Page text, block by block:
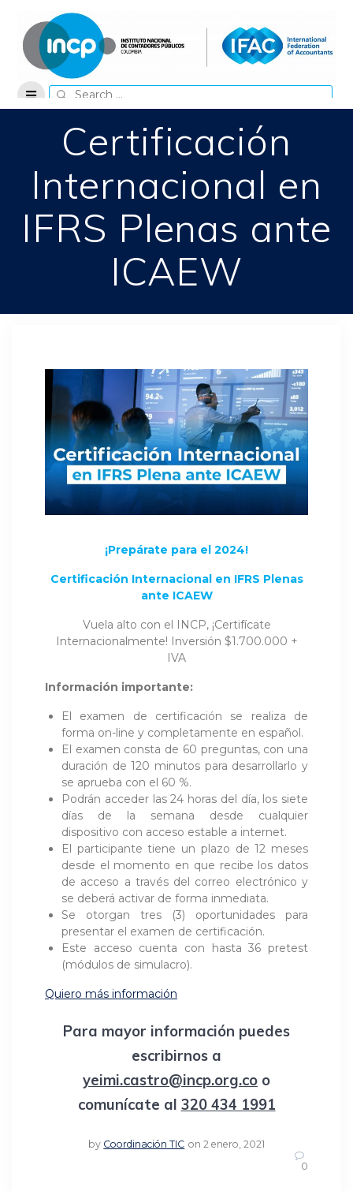
content
Search
for:
Certificación
Internacional en
IFRS Plenas ante
ICAEW
¡Prepárate para el 2024!
Certificación Internacional en IFRS Plenas
ante ICAEW
Vuela alto con el INCP, ¡Certifícate
Internacionalmente! Inversión $1.700.000 +
IVA
Información importante:
El examen de certificación se realiza de
forma on-line y completamente en español.
El examen consta de 60 preguntas, con una
duración de 120 minutos para desarrollarlo y
se aprueba con el 60 %.
Podrán acceder las 24 horas del día, los siete
días de la semana desde cualquier
dispositivo con acceso estable a internet.
El participante tiene un plazo de 12 meses
desde el momento en que recibe los datos
de acceso a través del correo electrónico y
se deberá activar de forma inmediata.
Se otorgan tres (3) oportunidades para
presentar el examen de certificación.
Este acceso cuenta con hasta 36 pretest
(módulos de simulacro).
Quiero más información
Para mayor información puedes
escribirnos a
yeimi.castro@incp.org.co o
comunícate al 320 434 1991
by Coordinación TIC on 2 enero, 2021
0